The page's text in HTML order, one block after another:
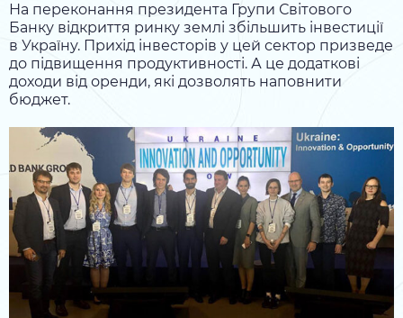
На переконання президента Групи Світового
Банку відкриття ринку землі збільшить інвестиції
в Україну. Прихід інвесторів у цей сектор призведе
до підвищення продуктивності. А це додаткові
доходи від оренди, які дозволять наповнити
бюджет.